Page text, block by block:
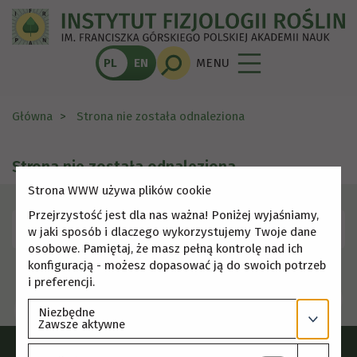
PL EN MENU
Główna Strona nie została odnaleziona
Strona nie została odnaleziona
Skorzystaj z menu, aby wybrać inną stronę.
Strona WWW używa plików cookie
Przejrzystość jest dla nas ważna! Poniżej wyjaśniamy,
w jaki sposób i dlaczego wykorzystujemy Twoje dane
osobowe. Pamiętaj, że masz pełną kontrolę nad ich
konfiguracją - możesz dopasować ją do swoich potrzeb
i preferencji.
Niezbędne
Zawsze aktywne